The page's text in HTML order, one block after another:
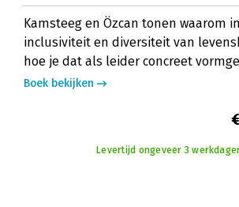
Kamsteeg en Özcan tonen waarom
inclusiviteit en diversiteit van
hoe je dat als leider concreet
Boek bekijken
Levertijd ongeveer 3